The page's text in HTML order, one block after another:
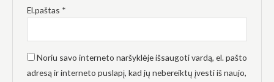
El.paštas *
Noriu savo interneto naršyklėje išsaugoti vardą, el. pašto
adresą ir interneto puslapį, kad jų nebereiktų įvesti iš naujo,